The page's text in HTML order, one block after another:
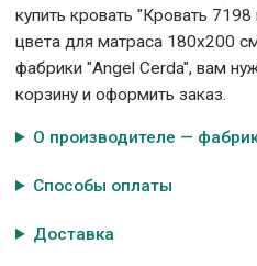
купить кровать "Кровать
цвета для матраса 180x200
фабрики "Angel Cerda", вам
корзину и оформить заказ.
О производителе —
Способы оплаты
Доставка